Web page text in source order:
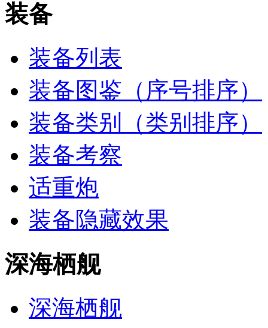
装备
装备列表
装备图鉴（序号排序）
装备类别（类别排序）
装备考察
适重炮
装备隐藏效果
深海栖舰
深海栖舰‎‎